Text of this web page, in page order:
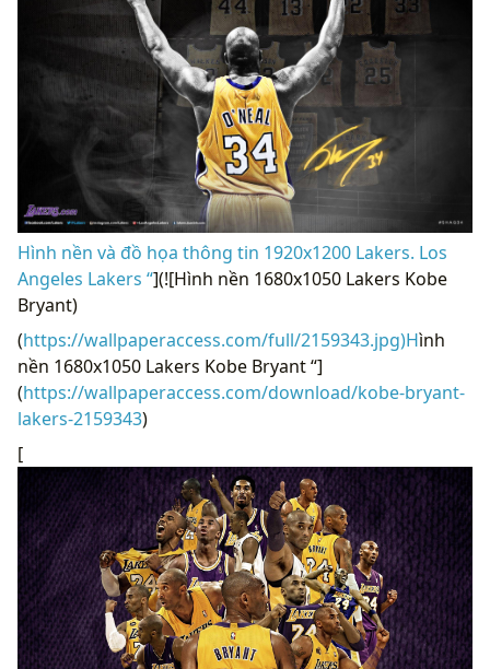
Hình nền và đồ họa thông tin 1920x1200 Lakers. Los
Angeles Lakers “](![Hình nền 1680x1050 Lakers Kobe
Bryant)
(https://wallpaperaccess.com/full/2159343.jpg)Hình
nền 1680x1050 Lakers Kobe Bryant “]
(https://wallpaperaccess.com/download/kobe-bryant-
lakers-2159343)
[